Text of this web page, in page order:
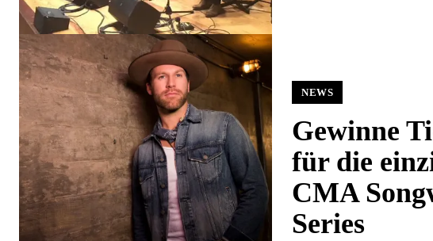
NEWS
Gewinne
für die
CMA
Series